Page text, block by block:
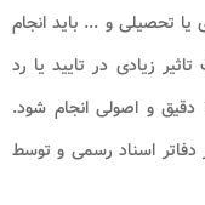
یا تحصیلی و ... باید انجام
زیادی در تایید یا رد
دقیق و اصولی انجام شود.
اسناد رسمی و توسط